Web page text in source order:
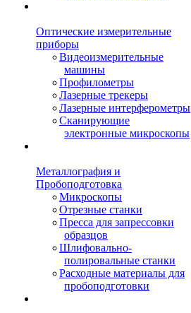
Оптические измерительные
приборы
Видеоизмерительные
машины
Профилометры
Лазерные трекеры
Лазерные интерферометры
Сканирующие
электронные микроскопы
Металлография и
Пробоподготовка
Микроскопы
Отрезные станки
Пресса для запрессовки
образцов
Шлифовально-
полировальные станки
Расходные материалы для
пробоподготовки